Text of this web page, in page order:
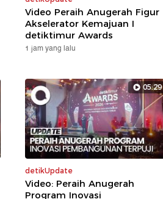
Video Peraih Anugerah Figur
Akselerator Kemajuan I
detiktimur Awards
1 jam yang lalu
05:29
detikUpdate
Video: Peraih Anugerah
Program Inovasi